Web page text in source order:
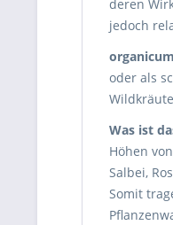
deren
jedoch
oder als
Was ist
Höhen
Salbei,
Somit